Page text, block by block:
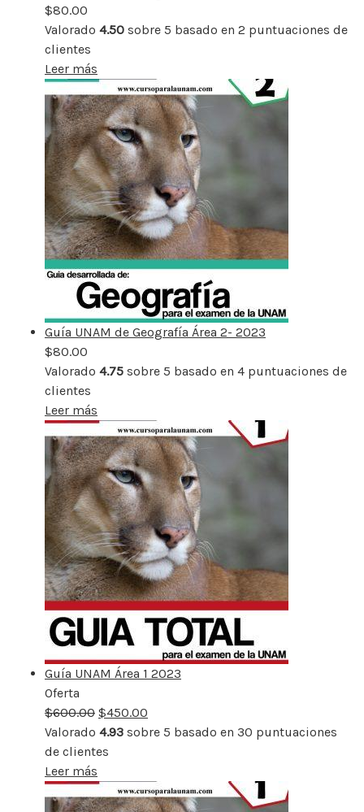
$80.00
Valorado 4.50 sobre 5 basado en 2 puntuaciones de
clientes
Leer más
Guía UNAM de Geografía Área 2- 2023
$80.00
Valorado 4.75 sobre 5 basado en 4 puntuaciones de
clientes
Leer más
Guía UNAM Área 1 2023
Oferta
rebajado
$600.00 $450.00
Valorado 4.93 sobre 5 basado en 30 puntuaciones
de clientes
Leer más